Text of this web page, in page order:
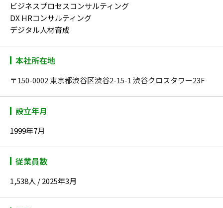
ビジネスプロセスコンサルティング
DX HRコンサルティング
デジタル人材育成
本社所在地
〒150-0002 東京都渋谷区渋谷2-15-1 渋谷クロスタワー23F
設立年月
1999年7月
従業員数
1,538人 / 2025年3月